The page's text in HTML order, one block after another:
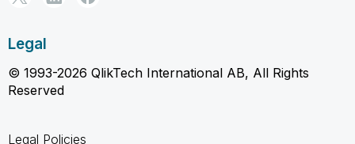
Legal
© 1993-2026 QlikTech International AB, All Rights
Reserved
Legal Policies